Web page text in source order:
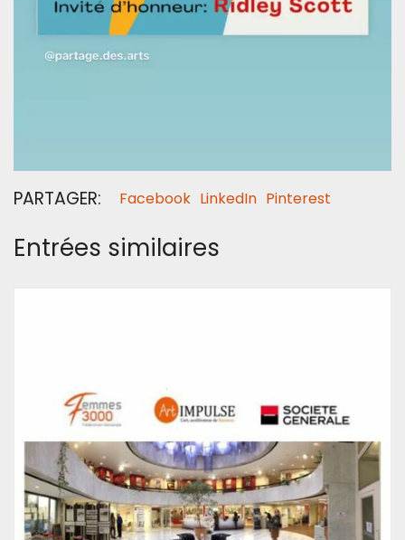
PARTAGER: Facebook LinkedIn Pinterest
Entrées similaires